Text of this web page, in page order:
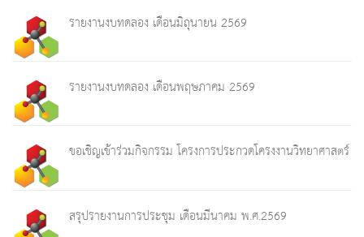
รายงานงบทดลอง เดือนมิถุนายน 2569
รายงานงบทดลอง เดือนพฤษภาคม 2569
ขอเชิญเข้าร่วมกิจกรรม โครงการประกวดโครงงานวิทยาศาสตร์
สรุปรายงานการประชุม เดือนมีนาคม พ.ศ.2569